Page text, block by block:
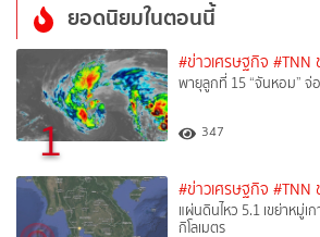
ยอดนิยมในตอนนี้
1
#ข่าวเศรษฐกิจ #TNN
พายุลูกที่ 15 “จันหอม”
347
#ข่าวเศรษฐกิจ #TNN
แผ่นดินไหว 5.1 เขย่าหมู่เ
กิโลเมตร